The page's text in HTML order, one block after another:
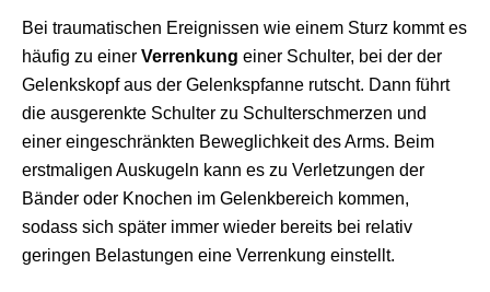
Bei traumatischen Ereignissen wie einem Sturz kommt es
häufig zu einer Verrenkung einer Schulter, bei der der
Gelenkskopf aus der Gelenkspfanne rutscht. Dann führt
die ausgerenkte Schulter zu Schulterschmerzen und
einer eingeschränkten Beweglichkeit des Arms. Beim
erstmaligen Auskugeln kann es zu Verletzungen der
Bänder oder Knochen im Gelenkbereich kommen,
sodass sich später immer wieder bereits bei relativ
geringen Belastungen eine Verrenkung einstellt.